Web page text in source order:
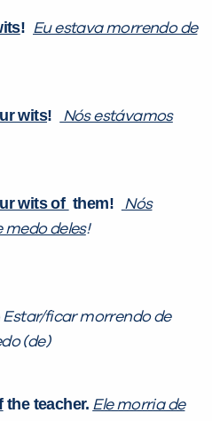
! Eu estava morrendo de
wits!
Nós estávamos
wits of them!
Nós
deles!
Estar/ficar morrendo de
(de)
the teacher. Ele morria de